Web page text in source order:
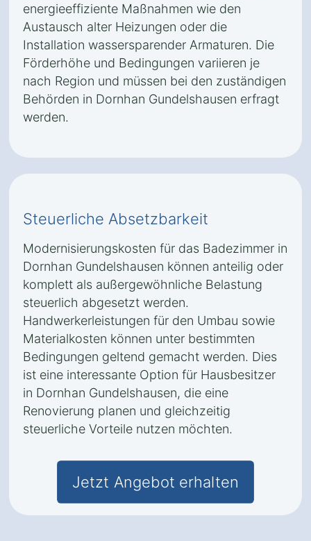
energieeffiziente Maßnahmen wie den
Austausch alter Heizungen oder die
Installation wassersparender Armaturen. Die
Förderhöhe und Bedingungen variieren je
nach Region und müssen bei den zuständigen
Behörden in Dornhan Gundelshausen erfragt
werden.
Steuerliche Absetzbarkeit
Modernisierungskosten für das Badezimmer in
Dornhan Gundelshausen können anteilig oder
komplett als außergewöhnliche Belastung
steuerlich abgesetzt werden.
Handwerkerleistungen für den Umbau sowie
Materialkosten können unter bestimmten
Bedingungen geltend gemacht werden. Dies
ist eine interessante Option für Hausbesitzer
in Dornhan Gundelshausen, die eine
Renovierung planen und gleichzeitig
steuerliche Vorteile nutzen möchten.
Jetzt Angebot erhalten